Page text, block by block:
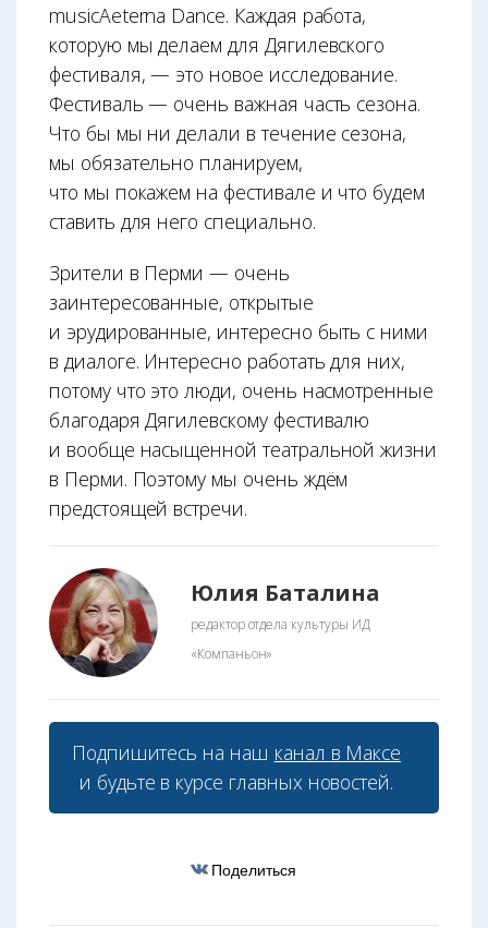
musicAeterna Dance. Каждая работа,
которую мы делаем для Дягилевского
фестиваля, — это новое исследование.
Фестиваль — очень важная часть сезона.
Что бы мы ни делали в течение сезона,
мы обязательно планируем,
что мы покажем на фестивале и что будем
ставить для него специально.
Зрители в Перми — очень
заинтересованные, открытые
и эрудированные, интересно быть с ними
в диалоге. Интересно работать для них,
потому что это люди, очень насмотренные
благодаря Дягилевскому фестивалю
и вообще насыщенной театральной жизни
в Перми. По­этому мы очень ждём
предстоящей встречи.
Юлия Баталина
редактор отдела культуры ИД
«Компаньон»
Подпишитесь на наш канал в Максе
и будьте в курсе главных новостей.
Поделиться